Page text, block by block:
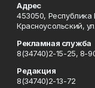
Адрес
453050, Республика
Красноусольский,
Рекламная служба
8(34740)2-15-25, 8-
Редакция
8(34740)2-13-72